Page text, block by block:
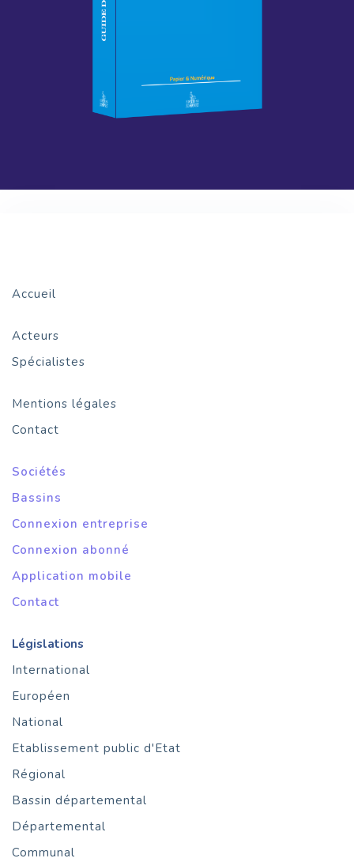
Accueil
Acteurs
Spécialistes
Mentions légales
Contact
Sociétés
Bassins
Connexion entreprise
Connexion abonné
Application mobile
Contact
Législations
International
Européen
National
Etablissement public d'Etat
Régional
Bassin départemental
Départemental
Communal